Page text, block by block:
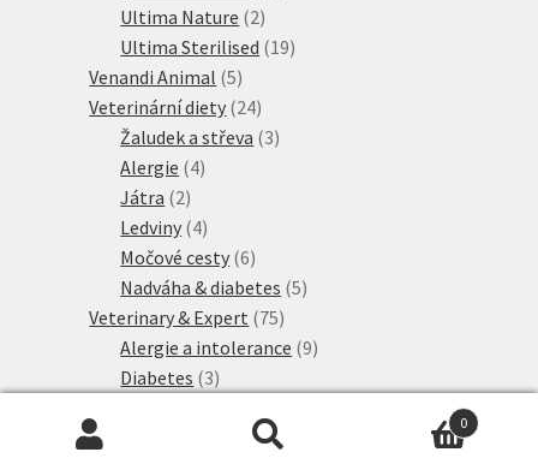
Ultima Nature 22
produkty
Ultima Sterilised 1919
Venandi Animal 55
produktů
Veterinární diety 2424
produktů
Žaludek a střeva 33
Alergie 44
Játra 22
produkty
Ledviny 44
produkty
Močové cesty 66
produktů
Nadváha & diabetes 55
Veterinary & Expert 7575
produktů
Alergie a intolerance 99
Diabetes 33
produkty
Ledviny a močové cesty
0